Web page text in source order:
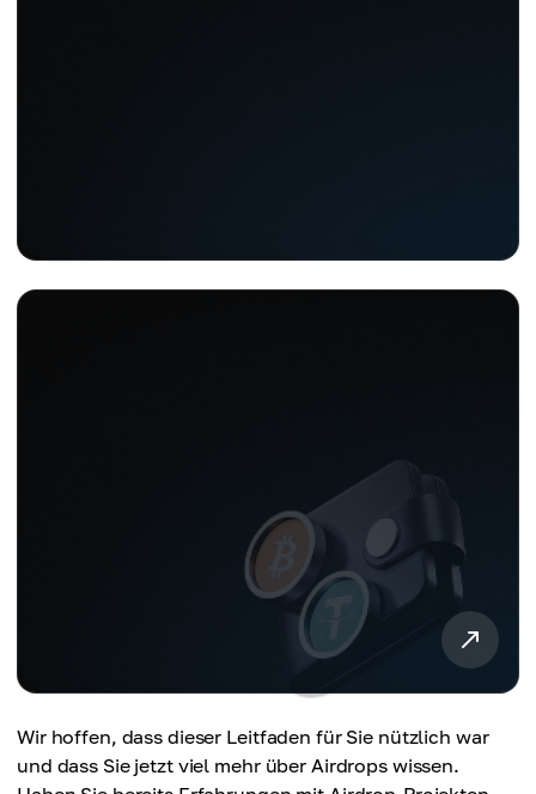
Wir hoffen, dass dieser Leitfaden für Sie nützlich war
und dass Sie jetzt viel mehr über Airdrops wissen.